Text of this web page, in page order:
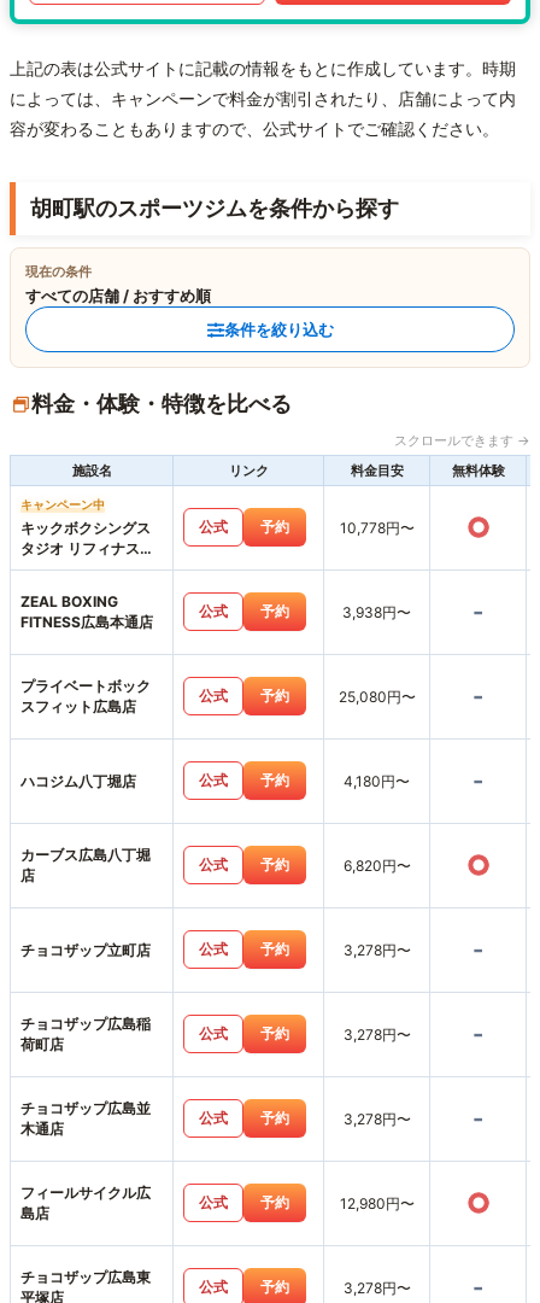
上記の表は公式サイトに記載の情報をもとに作成しています。時期
によっては、キャンペーンで料金が割引されたり、店舗によって内
容が変わることもありますので、公式サイトでご確認ください。
胡町駅のスポーツジムを条件から探す
現在の条件
すべての店舗 / おすすめ順
条件を絞り込む
料金・体験・特徴を比べる
スクロールできます →
施設名
リンク 料金目安 無料体験
キャンペーン中
キックボクシングス
タジオ リフィナス広
島八丁堀店
公式 予約 10,778円〜 ○
ZEAL BOXING
FITNESS広島本通店
公式 予約 3,938円〜 -
プライベートボック
スフィット広島店
公式 予約 25,080円〜 -
ハコジム八丁堀店 公式 予約 4,180円〜 -
カーブス広島八丁堀
店
公式 予約 6,820円〜 ○
チョコザップ立町店 公式 予約 3,278円〜 -
チョコザップ広島稲
荷町店
公式 予約 3,278円〜 -
チョコザップ広島並
木通店
公式 予約 3,278円〜 -
フィールサイクル広
島店
公式 予約 12,980円〜 ○
チョコザップ広島東
平塚店
公式 予約 3,278円〜 -